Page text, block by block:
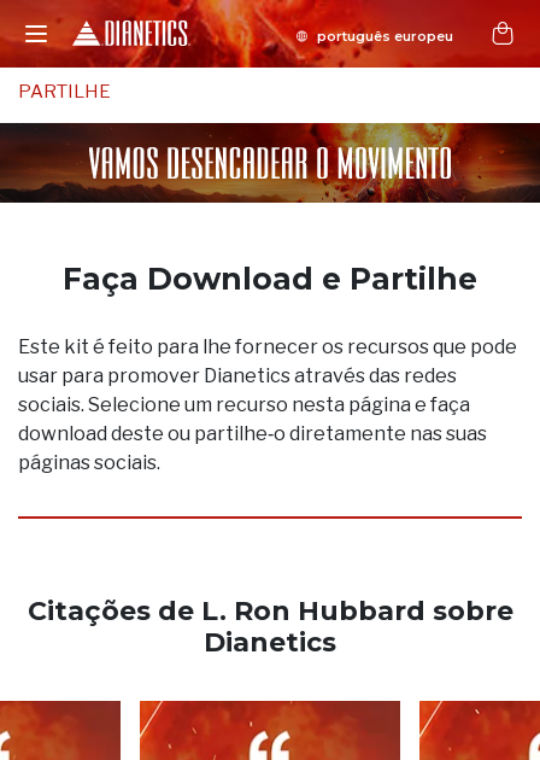
PARTILHE
Faça Download e Partilhe
Este kit é feito para lhe fornecer os recursos que pode
usar para promover Dianetics através das redes
sociais. Selecione um recurso nesta página e faça
download deste ou partilhe‑o diretamente nas suas
páginas sociais.
Citações de L. Ron Hubbard sobre
Dianetics